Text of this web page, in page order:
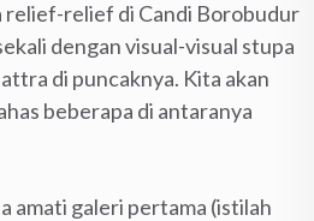
relief-relief di Candi Borobudur
dengan visual-visual stupa
di puncaknya. Kita akan
beberapa di antaranya
amati galeri pertama (istilah